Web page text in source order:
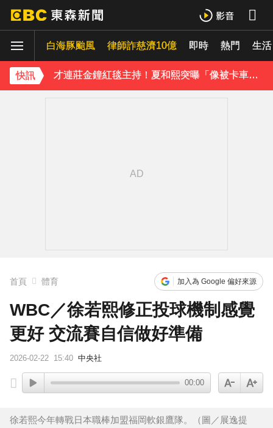
白海豚颱風 律師詐慈濟10億 即時 熱門 生活
快訊
下載東森App，隨時掌握天下大小事！
才連莊金鐘紅毯主持！夏和熙突曝「像被卡車撞」備賽狂操滿手繭
首頁 體育 加入為 Google 偏好來源
WBC／徐若熙修正投球機制感覺
更好 交流賽自信做好準備
2026-02-22 15:40 中央社
00:00
徐若熙今年轉戰日本職棒加盟福岡軟銀鷹隊。（圖／展逸提